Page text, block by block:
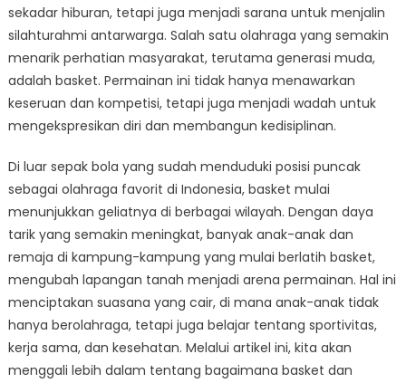
Olahraga
di
Kampung-
Kampung
sekadar hiburan, tetapi juga menjadi sarana untuk menjalin
silahturahmi antarwarga. Salah satu olahraga yang semakin
menarik perhatian masyarakat, terutama generasi muda,
adalah basket. Permainan ini tidak hanya menawarkan
keseruan dan kompetisi, tetapi juga menjadi wadah untuk
mengekspresikan diri dan membangun kedisiplinan.
Di luar sepak bola yang sudah menduduki posisi puncak
sebagai olahraga favorit di Indonesia, basket mulai
menunjukkan geliatnya di berbagai wilayah. Dengan daya
tarik yang semakin meningkat, banyak anak-anak dan
remaja di kampung-kampung yang mulai berlatih basket,
mengubah lapangan tanah menjadi arena permainan. Hal ini
menciptakan suasana yang cair, di mana anak-anak tidak
hanya berolahraga, tetapi juga belajar tentang sportivitas,
kerja sama, dan kesehatan. Melalui artikel ini, kita akan
menggali lebih dalam tentang bagaimana basket dan